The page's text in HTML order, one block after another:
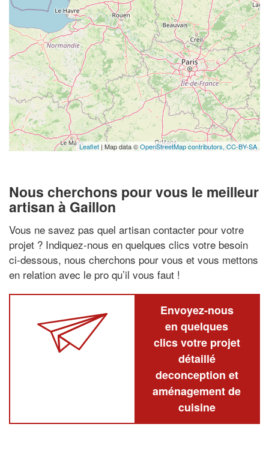
Leaflet | Map data ©OpenStreetMap contributors, CC-BY-SA
Nous cherchons pour vous le meilleur
artisan à Gaillon
Vous ne savez pas quel artisan contacter pour votre
projet ? Indiquez-nous en quelques clics votre besoin
ci-dessous, nous cherchons pour vous et vous mettons
en relation avec le pro qu’il vous faut !
Envoyez-nous
en quelques
clics votre projet
détaillé
deconception et
aménagement de
cuisine